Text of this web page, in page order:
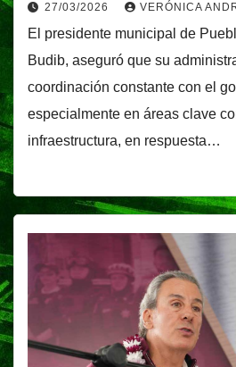
27/03/2026 VERÓNICA
El presidente municipal de
Budib, aseguró que su
coordinación constante con el
especialmente en áreas clave
infraestructura, en respuesta…